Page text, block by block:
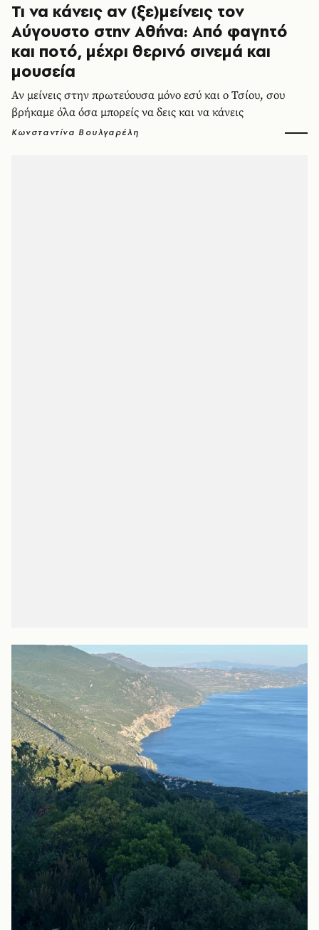
Τι να κάνεις αν (ξε)μείνεις τον
Αύγουστο στην Αθήνα: Από φαγητό
και ποτό, μέχρι θερινό σινεμά και
μουσεία
Αν μείνεις στην πρωτεύουσα μόνο εσύ και ο Τσίου, σου
βρήκαμε όλα όσα μπορείς να δεις και να κάνεις
Κωνσταντίνα Βουλγαρέλη